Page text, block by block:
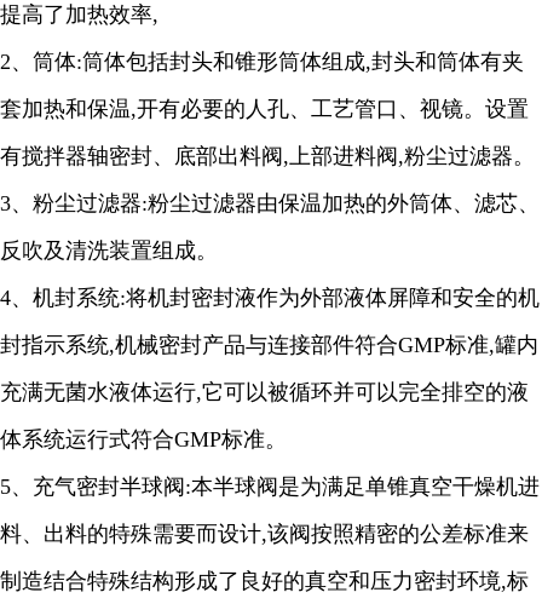
提高了加热效率,
2、筒体:筒体包括封头和锥形筒体组成,封头和筒体有夹
套加热和保温,开有必要的人孔、工艺管口、视镜。设置
有搅拌器轴密封、底部出料阀 ,上部进料阀 ,粉尘过滤器。
3、粉尘过滤器:粉尘过滤器由保温加热的外筒体、滤芯、
反吹及清洗装置组成。
4、机封系统:将机封密封液作为外部液体屏障和安全的机
封指示系统,机械密封产品与连接部件符合GMP标准,罐内
充满无菌水液体运行,它可以被循环并可以完全排空的液
体系统运行式符合GMP标准。
5、充气密封半球阀 :本半球阀是为满足单锥真空干燥机进
料、出料的特殊需要而设计,该阀按照精密的公差标准来
制造结合特殊结构形成了良好的真空和压力密封环境,标